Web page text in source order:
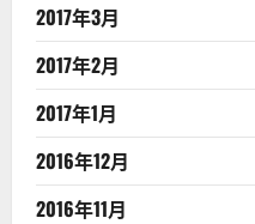
2017年3月
2017年2月
2017年1月
2016年12月
2016年11月